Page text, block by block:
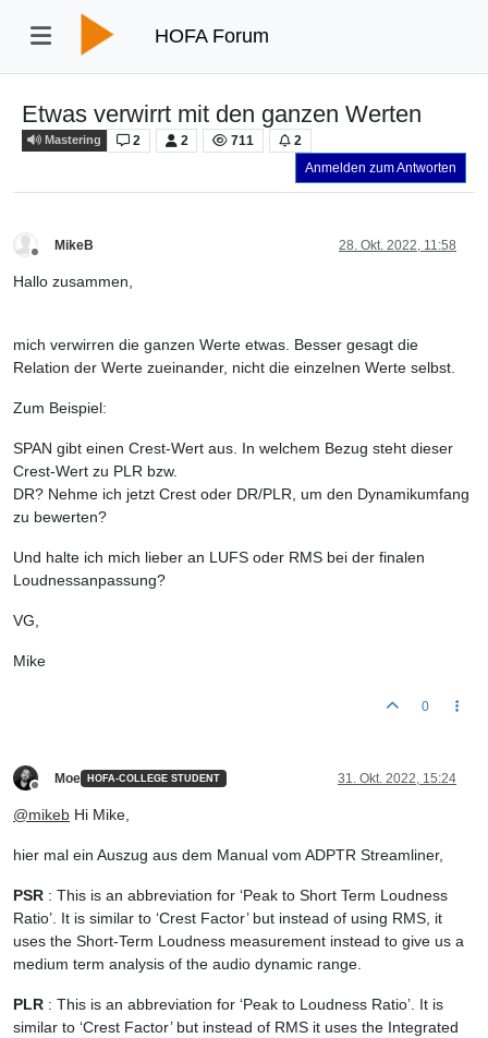
HOFA Forum
Etwas verwirrt mit den ganzen Werten
Mastering 2 2 711
2
Anmelden zum Antworten
MikeB 28. Okt. 2022, 11:58
Hallo zusammen,
mich verwirren die ganzen Werte etwas. Besser gesagt die
Relation der Werte zueinander, nicht die einzelnen Werte selbst.
Zum Beispiel:
SPAN gibt einen Crest-Wert aus. In welchem Bezug steht dieser
Crest-Wert zu PLR bzw.
DR? Nehme ich jetzt Crest oder DR/PLR, um den Dynamikumfang
zu bewerten?
Und halte ich mich lieber an LUFS oder RMS bei der finalen
Loudnessanpassung?
VG,
Mike
0
Moe HOFA-COLLEGE STUDENT 31. Okt. 2022, 15:24
@mikeb Hi Mike,
hier mal ein Auszug aus dem Manual vom ADPTR Streamliner,
PSR : This is an abbreviation for ‘Peak to Short Term Loudness
Ratio’. It is similar to ‘Crest Factor’ but instead of using RMS, it
uses the Short-Term Loudness measurement instead to give us a
medium term analysis of the audio dynamic range.
PLR : This is an abbreviation for ‘Peak to Loudness Ratio’. It is
similar to ‘Crest Factor’ but instead of RMS it uses the Integrated